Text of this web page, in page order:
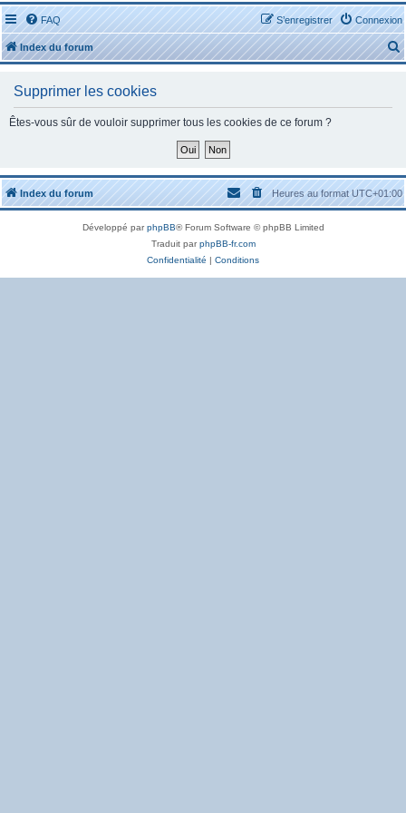
FAQ Connexion
S’enregistrer
Index du forum
e
c
h
Supprimer les cookies
Êtes-vous sûr de vouloir supprimer tous les cookies de ce forum ?
Index du forum Heures au formatUTC+01:00
Développé parphpBB® Forum Software © phpBB Limited
Traduit parphpBB-fr.com
Confidentialité | Conditions